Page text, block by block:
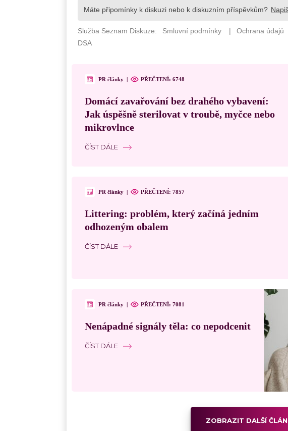
PR články | PŘEČTENÍ: 6748
Domácí zavařování bez drahého vybavení:
Jak úspěšně sterilovat v troubě, myčce nebo
mikrovlnce
ČÍST DÁLE
PR články | PŘEČTENÍ: 7857
Littering: problém, který začíná jedním
odhozeným obalem
ČÍST DÁLE
PR články | PŘEČTENÍ: 7081
Nenápadné signály těla: co nepodcenit
ČÍST DÁLE
ZOBRAZIT DALŠÍ